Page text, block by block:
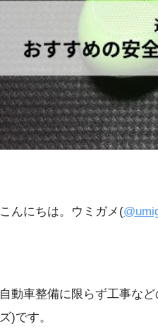
こんにちは。ウミガメ(
自動車整備に限らず工事な
ズ)です。